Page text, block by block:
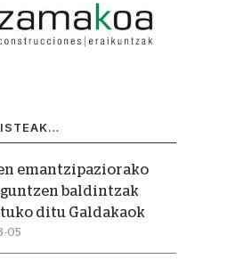
emantzipaziorako
baldintzak
ditu Galdakaok
05